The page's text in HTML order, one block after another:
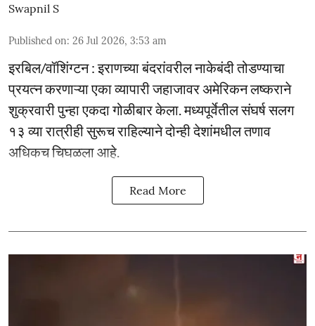
Swapnil S
Published on: 26 Jul 2026, 3:53 am
इरबिल/वॉशिंग्टन : इराणच्या बंदरांवरील नाकेबंदी तोडण्याचा
प्रयत्न करणाऱ्या एका व्यापारी जहाजावर अमेरिकन लष्कराने
शुक्रवारी पुन्हा एकदा गोळीबार केला. मध्यपूर्वेतील संघर्ष सलग
१३ व्या रात्रीही सुरूच राहिल्याने दोन्ही देशांमधील तणाव
अधिकच चिघळला आहे.
Read More